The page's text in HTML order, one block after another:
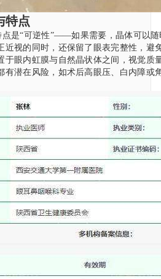
特点
是“可逆性”——如果需要，晶体可以
近视的同时，还保留了眼表完整性，避
于眼内虹膜与自然晶状体之间，视觉质
有潜在风险，如术后高眼压、白内障或